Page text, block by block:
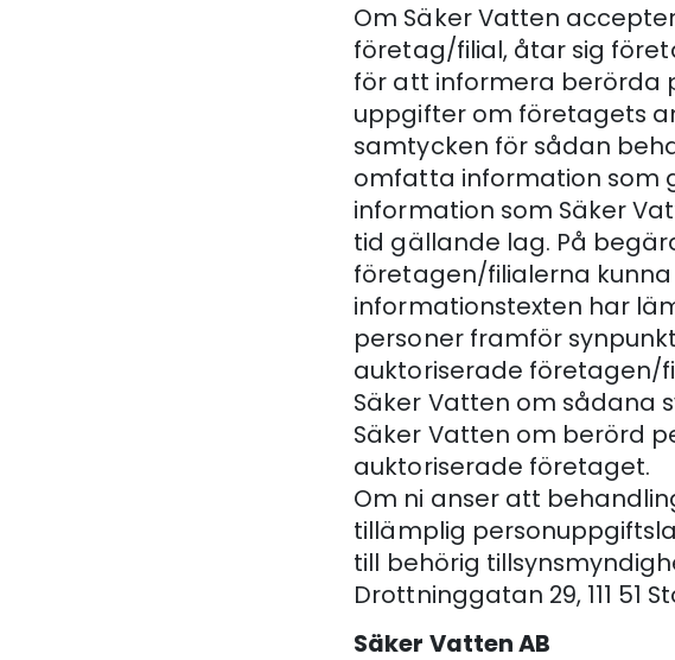
Om Säker Vatten
företag/filial, åtar sig
för att informera berörda
uppgifter om företagets
samtycken för sådan
omfatta information som
information som Säker
tid gällande lag. På
företagen/filialerna
informationstexten har
personer framför
auktoriserade företagen/
Säker Vatten om sådana
Säker Vatten om berörd
auktoriserade företaget.
Om ni anser att
tillämplig
till behörig
Drottninggatan 29, 111 51
Säker Vatten AB